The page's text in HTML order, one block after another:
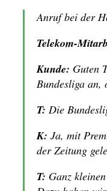
Anruf bei der
Telekom-
Kunde: Guten
Bundesliga an,
T: Die
K: Ja, mit
der Zeitung
T: Ganz